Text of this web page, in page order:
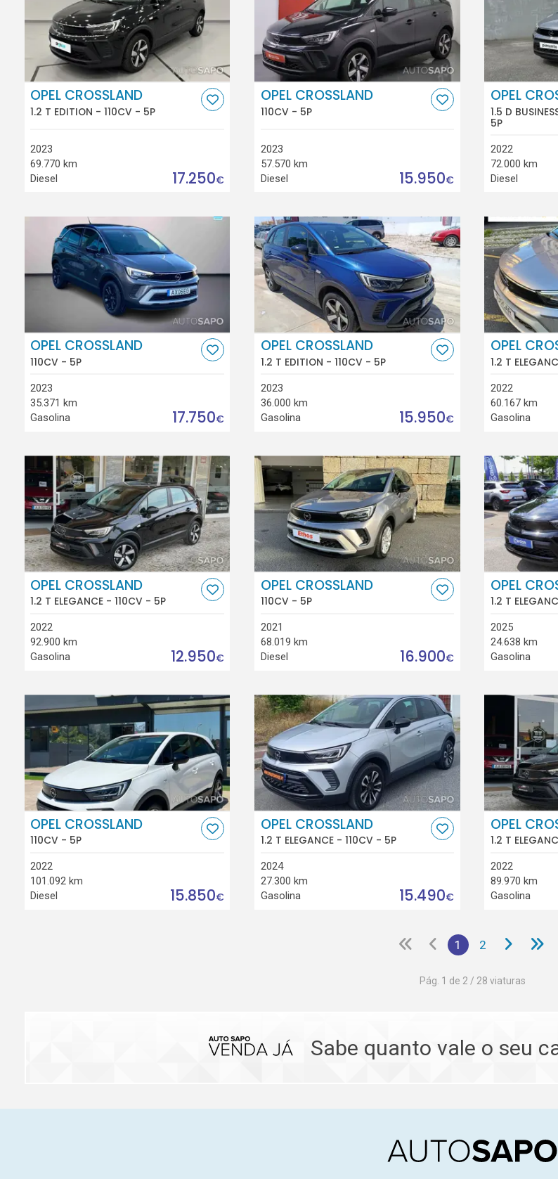
OPEL CROSSLAND
1.2 T EDITION - 110CV - 5P
2023
69.770 km
Diesel
17.250€
OPEL CROSSLAND
110CV - 5P
2023
57.570 km
Diesel
15.950€
OPEL
1.5 D
5P
2022
72.000 km
Diesel
OPEL CROSSLAND
110CV - 5P
2023
35.371 km
Gasolina
17.750€
OPEL CROSSLAND
1.2 T EDITION - 110CV - 5P
2023
36.000 km
Gasolina
15.950€
OPEL
1.2 T
2022
60.167 km
Gasolina
OPEL CROSSLAND
1.2 T ELEGANCE - 110CV - 5P
2022
92.900 km
Gasolina
12.950€
OPEL CROSSLAND
110CV - 5P
2021
68.019 km
Diesel
16.900€
OPEL
1.2 T
2025
24.638 km
Gasolina
OPEL CROSSLAND
110CV - 5P
2022
101.092 km
Diesel
15.850€
OPEL CROSSLAND
1.2 T ELEGANCE - 110CV - 5P
2024
27.300 km
Gasolina
15.490€
OPEL
1.2 T
2022
89.970 km
Gasolina
1 2
Pág. 1 de 2 / 28 viaturas
Sabe quanto vale o seu